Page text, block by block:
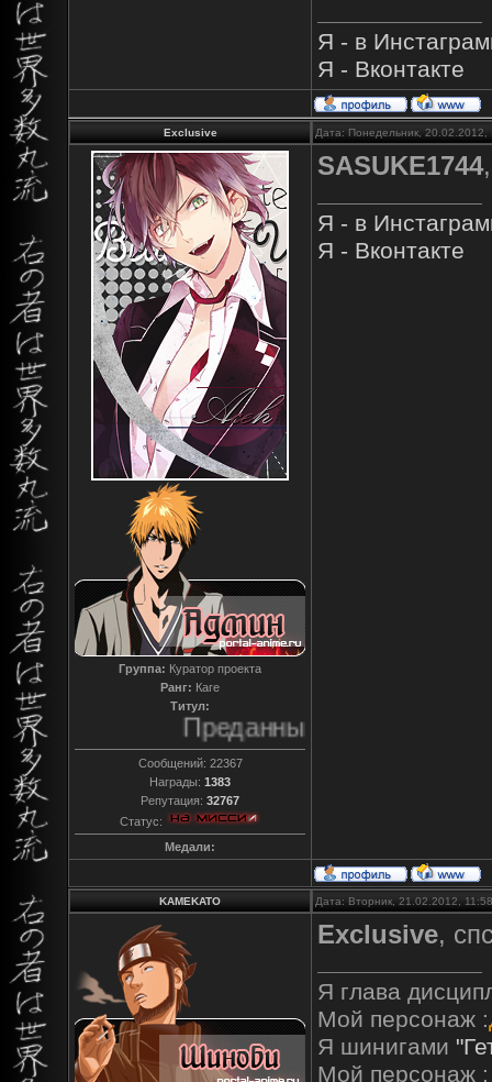
Я - в
Я - Вконтакте
Exclusive Дата: Понедельник,
Группа: Куратор проекта
Ранг: Каге
Титул:
Преданный
Сообщений: 22367
Награды: 1383
Репутация: 32767
Статус:
Медали:
SASUKE1744
Я - в
Я - Вконтакте
KAMEKATO Дата: Вторник, 21.02.2012,
Exclusive,
Я глава
Мой персонаж :
Я шинигами
Мой персонаж